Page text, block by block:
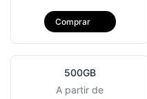
Bahrein
Comprar
500GB
A partir de